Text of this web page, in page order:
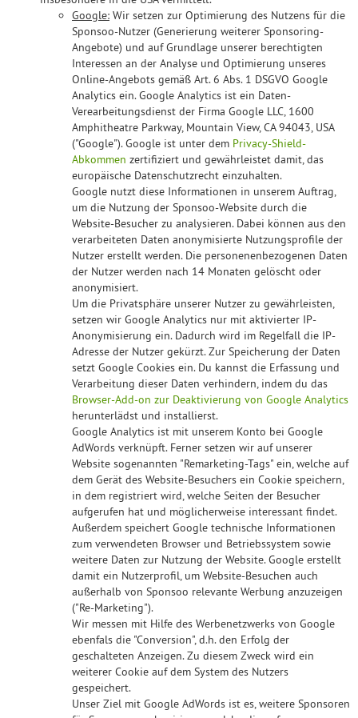
Google: Wir setzen zur Optimierung des Nutzens für die
Sponsoo-Nutzer (Generierung weiterer Sponsoring-
Angebote) und auf Grundlage unserer berechtigten
Interessen an der Analyse und Optimierung unseres
Online-Angebots gemäß Art. 6 Abs. 1 DSGVO Google
Analytics ein. Google Analytics ist ein Daten-
Verearbeitungsdienst der Firma Google LLC, 1600
Amphitheatre Parkway, Mountain View, CA 94043, USA
("Google"). Google ist unter dem Privacy-Shield-
Abkommen zertifiziert und gewährleistet damit, das
europäische Datenschutzrecht einzuhalten.
Google nutzt diese Informationen in unserem Auftrag,
um die Nutzung der Sponsoo-Website durch die
Website-Besucher zu analysieren. Dabei können aus den
verarbeiteten Daten anonymisierte Nutzungsprofile der
Nutzer erstellt werden. Die personenenbezogenen Daten
der Nutzer werden nach 14 Monaten gelöscht oder
anonymisiert.
Um die Privatsphäre unserer Nutzer zu gewährleisten,
setzen wir Google Analytics nur mit aktivierter IP-
Anonymisierung ein. Dadurch wird im Regelfall die IP-
Adresse der Nutzer gekürzt. Zur Speicherung der Daten
setzt Google Cookies ein. Du kannst die Erfassung und
Verarbeitung dieser Daten verhindern, indem du das
Browser-Add-on zur Deaktivierung von Google Analytics
herunterlädst und installierst.
Google Analytics ist mit unserem Konto bei Google
AdWords verknüpft. Ferner setzen wir auf unserer
Website sogenannten "Remarketing-Tags" ein, welche auf
dem Gerät des Website-Besuchers ein Cookie speichern,
in dem registriert wird, welche Seiten der Besucher
aufgerufen hat und möglicherweise interessant findet.
Außerdem speichert Google technische Informationen
zum verwendeten Browser und Betriebssystem sowie
weitere Daten zur Nutzung der Website. Google erstellt
damit ein Nutzerprofil, um Website-Besuchen auch
außerhalb von Sponsoo relevante Werbung anzuzeigen
("Re-Marketing").
Wir messen mit Hilfe des Werbenetzwerks von Google
ebenfals die "Conversion", d.h. den Erfolg der
geschalteten Anzeigen. Zu diesem Zweck wird ein
weiterer Cookie auf dem System des Nutzers
gespeichert.
Unser Ziel mit Google AdWords ist es, weitere Sponsoren